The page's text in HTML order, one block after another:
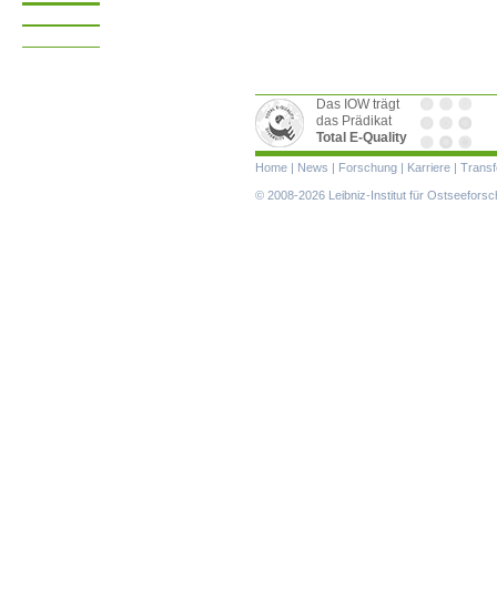
Das IOW trägt
das Prädikat
Total E-Quality
Navigation
überspringen
Home | News | Forschung | Karriere |
© 2008-2026 Leibniz-Institut für